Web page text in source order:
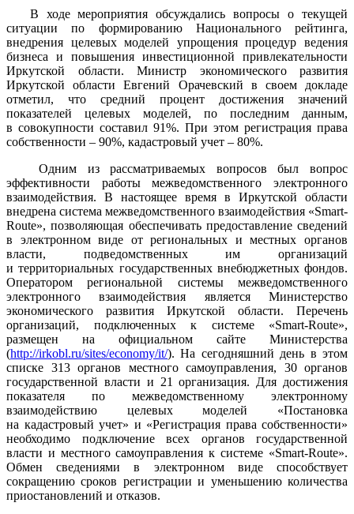
В ходе мероприятия обсуждались вопросы о текущей
ситуации по формированию Национального рейтинга,
внедрения целевых моделей упрощения процедур ведения
бизнеса и повышения инвестиционной привлекательности
Иркутской области. Министр экономического развития
Иркутской области Евгений Орачевский в своем докладе
отметил, что средний процент достижения значений
показателей целевых моделей, по последним данным,
в совокупности составил 91%. При этом регистрация права
собственности – 90%, кадастровый учет – 80%.
Одним из рассматриваемых вопросов был вопрос
эффективности работы межведомственного электронного
взаимодействия. В настоящее время в Иркутской области
внедрена система межведомственного взаимодействия «Smart-
Route», позволяющая обеспечивать предоставление сведений
в электронном виде от региональных и местных органов
власти, подведомственных им организаций
и территориальных государственных внебюджетных фондов.
Оператором региональной системы межведомственного
электронного взаимодействия является Министерство
экономического развития Иркутской области. Перечень
организаций, подключенных к системе «Smart-Route»,
размещен на официальном сайте Министерства
(http://irkobl.ru/sites/economy/it/). На сегодняшний день в этом
списке 313 органов местного самоуправления, 30 органов
государственной власти и 21 организация. Для достижения
показателя по межведомственному электронному
взаимодействию целевых моделей «Постановка
на кадастровый учет» и «Регистрация права собственности»
необходимо подключение всех органов государственной
власти и местного самоуправления к системе «Smart-Route».
Обмен сведениями в электронном виде способствует
сокращению сроков регистрации и уменьшению количества
приостановлений и отказов.